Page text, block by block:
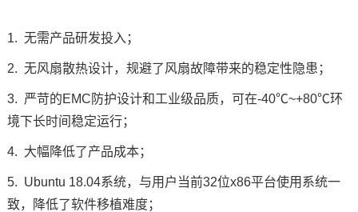
1. 无需产品研发投入；
2. 无风扇散热设计，规避了风扇故障带来的稳定性隐患；
3. 严苛的EMC 防护设计和工业级品质，可在-40℃~+80℃环
境下长时间稳定运行；
4. 大幅降低了产品成本；
5. Ubuntu 18.04系统，与用户当前32位x86平台使用系统一
致，降低了软件移植难度；